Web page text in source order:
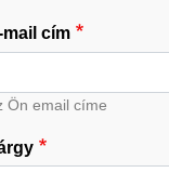
mail cím
Ön email címe